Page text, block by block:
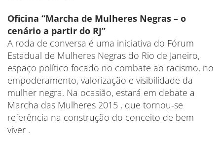
Oficina “Marcha de Mulheres Negras – o
cenário a partir do RJ”
A roda de conversa é uma iniciativa do Fórum
Estadual de Mulheres Negras do Rio de Janeiro,
espaço político focado no combate ao racismo, no
empoderamento, valorização e visibilidade da
mulher negra. Na ocasião, estará em debate a
Marcha das Mulheres 2015 , que tornou-se
referência na construção do conceito de bem
viver .